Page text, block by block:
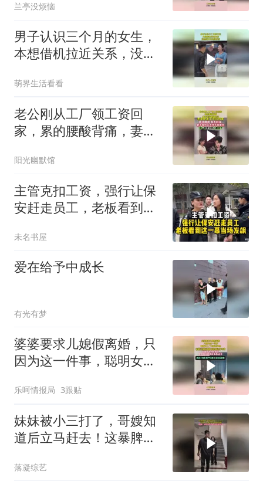
兰亭没烦恼
男子认识三个月的女生，
本想借机拉近关系，没想
萌界生活看看
老公刚从工厂领工资回
家，累的腰酸背痛，妻子
阳光幽默馆
主管克扣工资，强行让保
安赶走员工，老板看到这
未名书屋
爱在给予中成长
有光有梦
婆婆要求儿媳假离婚，只
因为这一件事，聪明女人
乐呵情报局 3跟贴
妹妹被小三打了，哥嫂知
道后立马赶去！这暴脾
落凝综艺